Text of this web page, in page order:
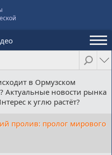
в Ормузском
Актуальные новости рынка
к углю растёт?
пролив: пролог мирового